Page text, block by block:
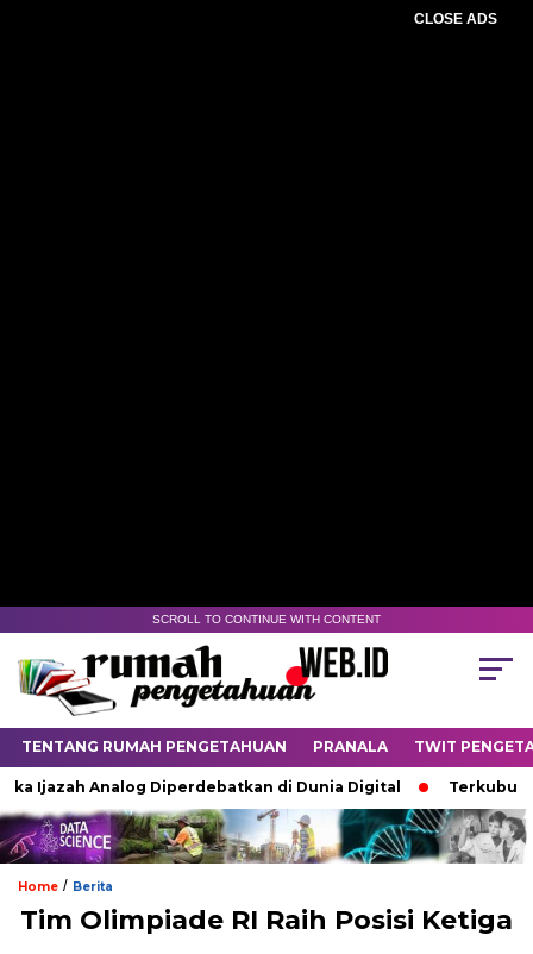
CLOSE ADS
SCROLL TO CONTINUE WITH CONTENT
TENTANG RUMAH PENGETAHUAN PRANALA TWIT
Ijazah Analog Diperdebatkan di Dunia Digital Terkubur
Home / Berita
Tim Olimpiade RI Raih Posisi Ketiga